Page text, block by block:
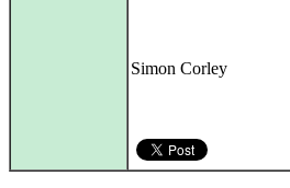
Simon Corley